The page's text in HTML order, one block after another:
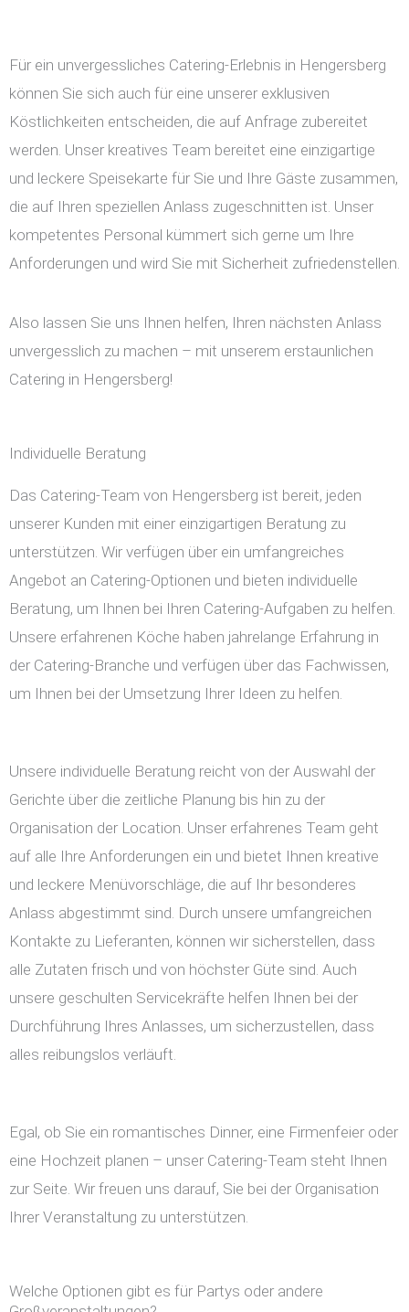
Für ein unvergessliches Catering-Erlebnis in Hengersberg
können Sie sich auch für eine unserer exklusiven
Köstlichkeiten entscheiden, die auf Anfrage zubereitet
werden. Unser kreatives Team bereitet eine einzigartige
und leckere Speisekarte für Sie und Ihre Gäste zusammen,
die auf Ihren speziellen Anlass zugeschnitten ist. Unser
kompetentes Personal kümmert sich gerne um Ihre
Anforderungen und wird Sie mit Sicherheit zufriedenstellen.
Also lassen Sie uns Ihnen helfen, Ihren nächsten Anlass
unvergesslich zu machen – mit unserem erstaunlichen
Catering in Hengersberg!
Individuelle Beratung
Das Catering-Team von Hengersberg ist bereit, jeden
unserer Kunden mit einer einzigartigen Beratung zu
unterstützen. Wir verfügen über ein umfangreiches
Angebot an Catering-Optionen und bieten individuelle
Beratung, um Ihnen bei Ihren Catering-Aufgaben zu helfen.
Unsere erfahrenen Köche haben jahrelange Erfahrung in
der Catering-Branche und verfügen über das Fachwissen,
um Ihnen bei der Umsetzung Ihrer Ideen zu helfen.
Unsere individuelle Beratung reicht von der Auswahl der
Gerichte über die zeitliche Planung bis hin zu der
Organisation der Location. Unser erfahrenes Team geht
auf alle Ihre Anforderungen ein und bietet Ihnen kreative
und leckere Menüvorschläge, die auf Ihr besonderes
Anlass abgestimmt sind. Durch unsere umfangreichen
Kontakte zu Lieferanten, können wir sicherstellen, dass
alle Zutaten frisch und von höchster Güte sind. Auch
unsere geschulten Servicekräfte helfen Ihnen bei der
Durchführung Ihres Anlasses, um sicherzustellen, dass
alles reibungslos verläuft.
Egal, ob Sie ein romantisches Dinner, eine Firmenfeier oder
eine Hochzeit planen – unser Catering-Team steht Ihnen
zur Seite. Wir freuen uns darauf, Sie bei der Organisation
Ihrer Veranstaltung zu unterstützen.
Welche Optionen gibt es für Partys oder andere